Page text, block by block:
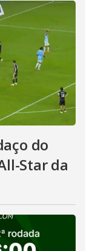
do
Star da